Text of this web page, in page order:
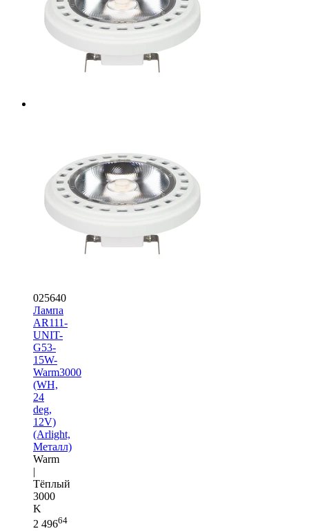
025640
Лампа
AR111-
UNIT-
G53-
15W-
Warm3000
(WH,
24
deg,
12V)
(Arlight,
Металл)
Warm
|
Тёплый
3000
K
2 49664